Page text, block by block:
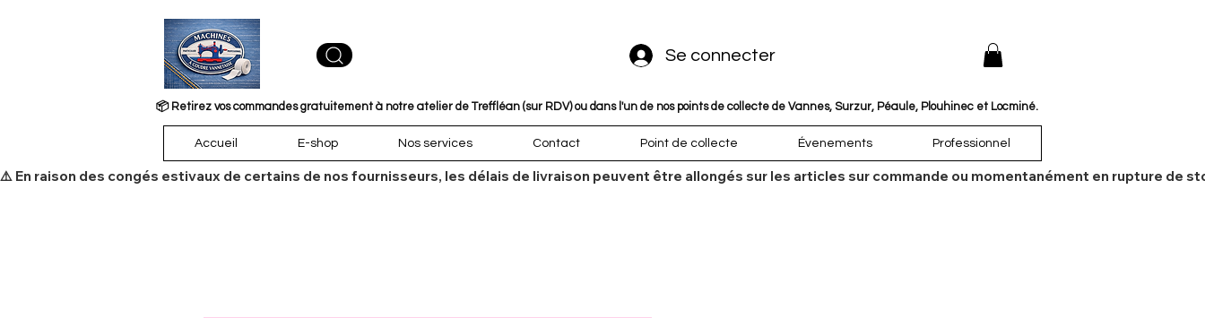
Se connecter
📦 Retirez vos commandes gratuitement à notre atelier de Treffléan (sur RDV) ou dans l'un de nos points de collecte de Vannes, Surzur, Péaule, Plouhinec et Locminé.
Accueil E-shop Nos services Contact Point de collecte Évenements Professionnel
​⚠️ En raison des congés estivaux de certains de nos fournisseurs, les délais de livraison peuvent être allongés sur les articles sur commande ou momentanément en rupture de